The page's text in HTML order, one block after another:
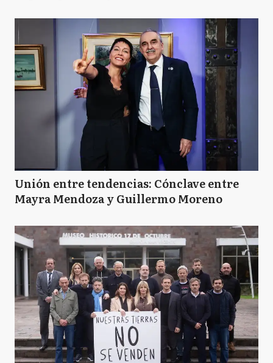
Unión entre tendencias: Cónclave entre
Mayra Mendoza y Guillermo Moreno